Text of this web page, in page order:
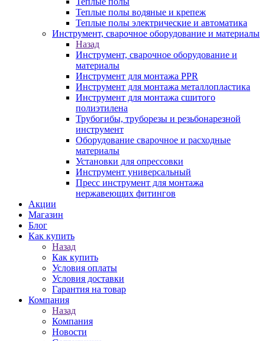
Теплые полы водяные и крепеж
Теплые полы электрические и автоматика
Инструмент, сварочное оборудование и материалы
Назад
Инструмент, сварочное оборудование и
материалы
Инструмент для монтажа PPR
Инструмент для монтажа металлопластика
Инструмент для монтажа сшитого
полиэтилена
Трубогибы, труборезы и резьбонарезной
инструмент
Оборудование сварочное и расходные
материалы
Установки для опрессовки
Инструмент универсальный
Пресс инструмент для монтажа
нержавеющих фитингов
Акции
Магазин
Блог
Как купить
Назад
Как купить
Условия оплаты
Условия доставки
Гарантия на товар
Компания
Назад
Компания
Новости